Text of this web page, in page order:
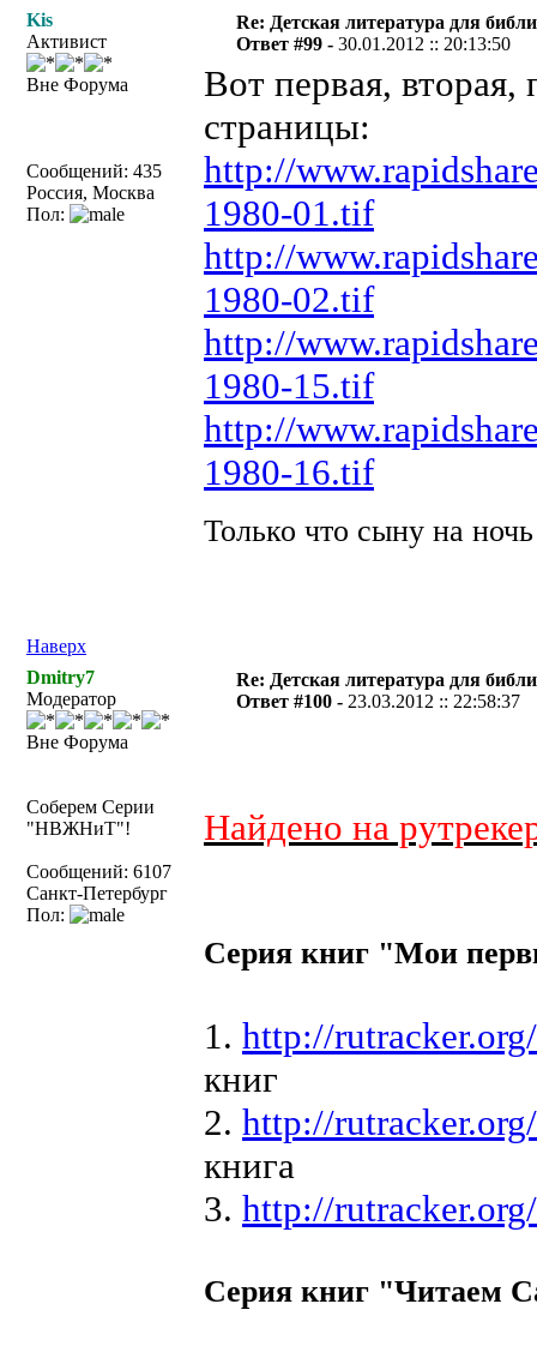
Kis
Активист
Вне Форума
Сообщений: 435
Россия, Москва
Пол:
Re: Детская литература для
Ответ #99 -30.01.2012 :: 20:13:50
Вот первая, вторая,
страницы:
http://
1980-01.tif
http://
1980-02.tif
http://
1980-15.tif
http://
1980-16.tif
Только что сыну на
Наверх
Dmitry7
Модератор
Вне Форума
Соберем Серии
"НВЖНиТ"!
Сообщений: 6107
Санкт-Петербург
Пол:
Re: Детская литература для
Ответ #100 - 23.03.2012 :: 22:58:37
Найдено на
Серия книг "Мои
1. http://
книг
2. http://
книга
3. http://
Серия книг "Читаем